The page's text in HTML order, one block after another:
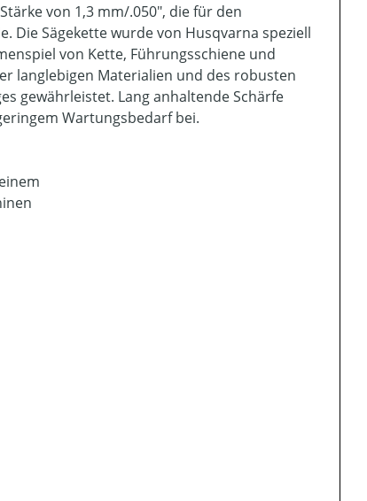
von 1,3 mm/.050", die für den
Die Sägekette wurde von Husqvarna speziell
von Kette, Führungsschiene und
langlebigen Materialien und des robusten
gewährleistet. Lang anhaltende Schärfe
Wartungsbedarf bei.